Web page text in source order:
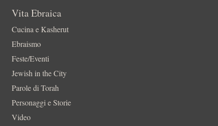
Vita Ebraica
Cucina e Kasherut
Ebraismo
Feste/Eventi
Jewish in the City
Parole di Torah
Personaggi e Storie
Video